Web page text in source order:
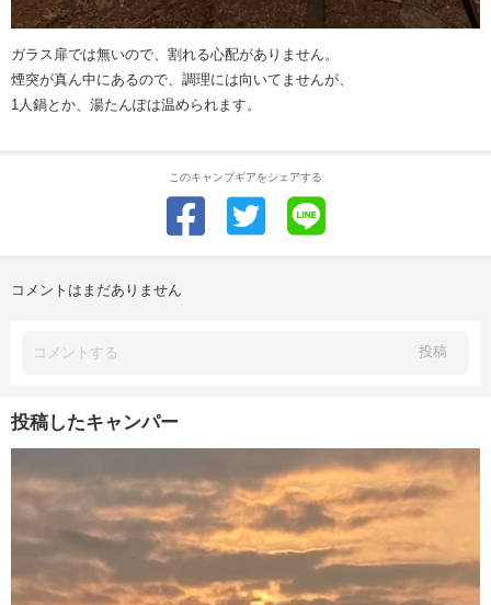
ガラス扉では無いので、割れる心配がありません。
煙突が真ん中にあるので、調理には向いてませんが、
1人鍋とか、湯たんぽは温められます。
このキャンプギアをシェアする
コメントはまだありません
投稿
投稿したキャンパー